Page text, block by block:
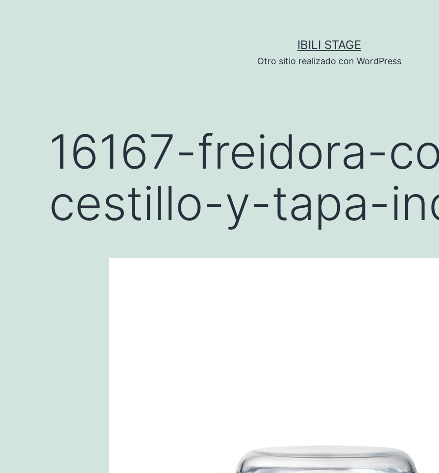
IBILI STAGE
Otro sitio realizado con WordPress
16167-freidora-
cestillo-y-tapa-